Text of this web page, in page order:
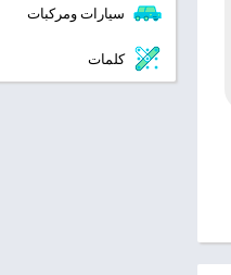
سيارات ومركبات
كلمات